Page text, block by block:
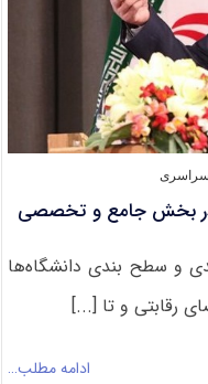
سراسری
در بخش جامع و تخصصی
و سطح بندی دانشگاه‌ها
رقابتی و تا [...]
ادامه مطلب…